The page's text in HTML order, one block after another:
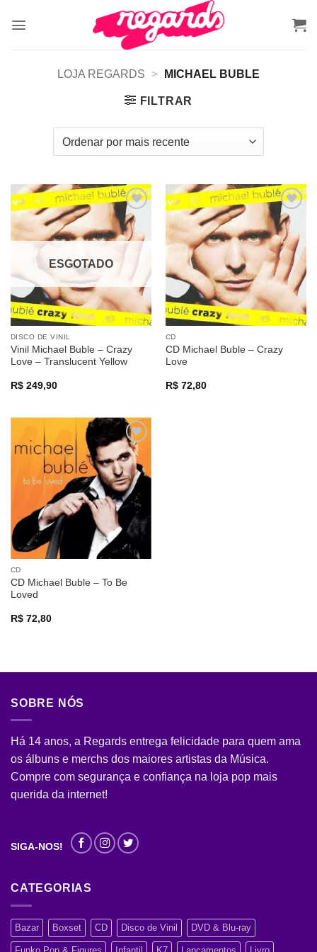
LOJA REGARDS > MICHAEL BUBLE
FILTRAR
Adicionar
a lista de
desejos
ESGOTADO
DISCO DE VINIL
Vinil Michael Buble – Crazy
Love – Translucent Yellow
R$249,90
Adicionar
a lista de
desejos
CD
CD Michael Buble – Crazy
Love
R$72,80
Adicionar
a lista de
desejos
CD
CD Michael Buble – To Be
Loved
R$72,80
SOBRE NÓS
Há 14 anos, a Regards entrega felicidade para quem ama
os álbuns e merchs dos maiores artistas da Música.
Compre com segurança e confiança na loja pop mais
querida da internet!
SIGA-NOS!
CATEGORIAS
Bazar Boxset CD Disco de Vinil DVD & Blu-ray